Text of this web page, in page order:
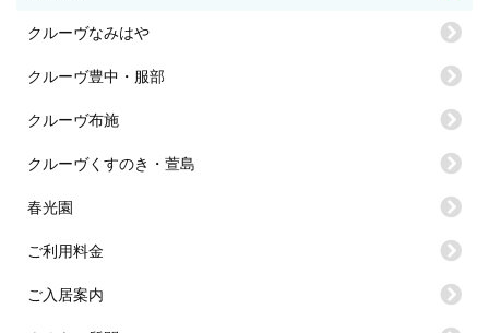
クルーヴなみはや
クルーヴ豊中・服部
クルーヴ布施
クルーヴくすのき・萱島
春光園
ご利用料金
ご入居案内